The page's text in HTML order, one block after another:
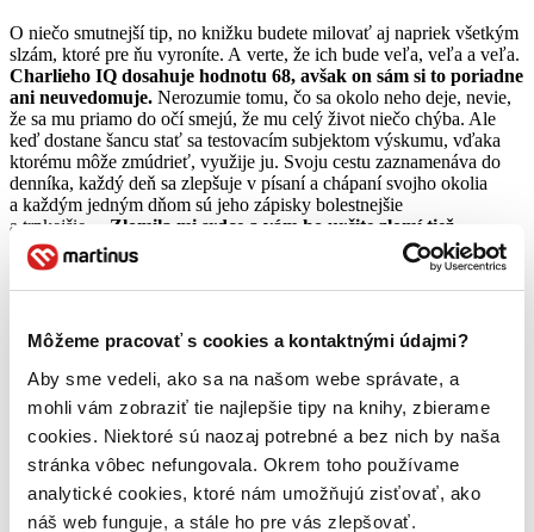
Môžeme pracovať s cookies a kontaktnými údajmi?
Aby sme vedeli, ako sa na našom webe správate, a
mohli vám zobraziť tie najlepšie tipy na knihy, zbierame
cookies. Niektoré sú naozaj potrebné a bez nich by naša
stránka vôbec nefungovala. Okrem toho používame
analytické cookies, ktoré nám umožňujú zisťovať, ako
náš web funguje, a stále ho pre vás zlepšovať.
O niečo smutnejší tip, no knižku budete milovať aj napriek všetkým
slzám, ktoré pre ňu vyroníte. A verte, že ich bude veľa, veľa a veľa.
Charlieho IQ dosahuje hodnotu 68, avšak on sám si to poriadne
ani neuvedomuje. Nerozumie tomu, čo sa okolo neho deje, nevie,
že sa mu priamo do očí smejú, že mu celý život niečo chýba. Ale
keď dostane šancu stať sa testovacím subjektom výskumu, vďaka
ktorému môže zmúdrieť, využije ju. Svoju cestu zaznamenáva do
denníka, každý deň sa zlepšuje v písaní a chápaní svojho okolia
a každým jedným dňom sú jeho zápisky bolestnejšie
a trpkejšie… Zlomila mi srdce a vám ho určite zlomí tiež.
Zimní včely
zo včiel, ktoré nadovšetko miluje a opatruje.Pozoruje ich dennú
sa však odohráva len na pozadí krutých bojov Druhej svetovej
vojny, ktorým podlieha rozprávačova krajina. Potajomky pracuje
proti systému a ukrýva tak nielen vlastnú chorobu, ale aj utečencov,
ktorým treba pomôcť.
Jeho príbeh je magický a vyžaruje z neho toľké dobro, až vás bude
zmietať v slzách nad nespravodlivosťou jeho krutého osudu.